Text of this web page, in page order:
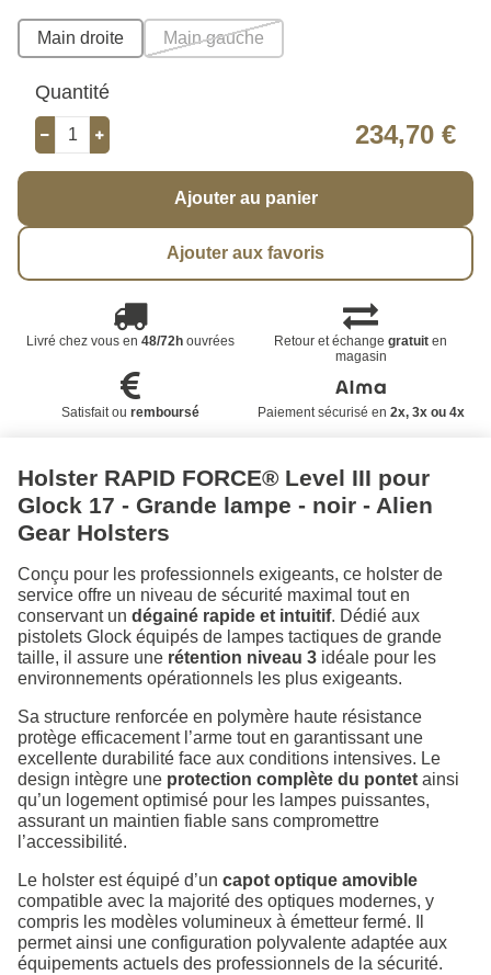
Main droite Main gauche
Quantité
234,70 €
Ajouter au panier
Ajouter aux favoris
Livré chez vous en 48/72houvrées Retour et échangegratuit en
magasin
Satisfait ou remboursé Paiement sécurisé en 2x, 3x ou 4x
Holster RAPID FORCE® Level III pour
Glock 17 - Grande lampe - noir - Alien
Gear Holsters
Conçu pour les professionnels exigeants, ce holster de
service offre un niveau de sécurité maximal tout en
conservant un dégainé rapide et intuitif. Dédié aux
pistolets Glock équipés de lampes tactiques de grande
taille, il assure une rétention niveau 3 idéale pour les
environnements opérationnels les plus exigeants.
Sa structure renforcée en polymère haute résistance
protège efficacement l’arme tout en garantissant une
excellente durabilité face aux conditions intensives. Le
design intègre une protection complète du pontet ainsi
qu’un logement optimisé pour les lampes puissantes,
assurant un maintien fiable sans compromettre
l’accessibilité.
Le holster est équipé d’un capot optique amovible
compatible avec la majorité des optiques modernes, y
compris les modèles volumineux à émetteur fermé. Il
permet ainsi une configuration polyvalente adaptée aux
équipements actuels des professionnels de la sécurité.